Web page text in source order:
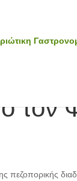
τον
πεζοπορικής